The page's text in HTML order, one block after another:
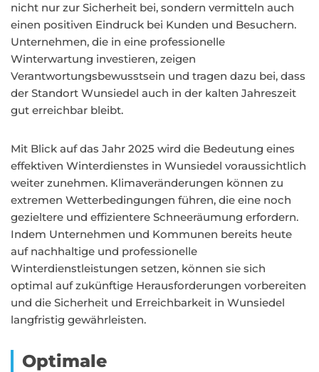
nicht nur zur Sicherheit bei, sondern vermitteln auch
einen positiven Eindruck bei Kunden und Besuchern.
Unternehmen, die in eine professionelle
Winterwartung investieren, zeigen
Verantwortungsbewusstsein und tragen dazu bei, dass
der Standort Wunsiedel auch in der kalten Jahreszeit
gut erreichbar bleibt.
Mit Blick auf das Jahr 2025 wird die Bedeutung eines
effektiven Winterdienstes in Wunsiedel voraussichtlich
weiter zunehmen. Klimaveränderungen können zu
extremen Wetterbedingungen führen, die eine noch
gezieltere und effizientere Schneeräumung erfordern.
Indem Unternehmen und Kommunen bereits heute
auf nachhaltige und professionelle
Winterdienstleistungen setzen, können sie sich
optimal auf zukünftige Herausforderungen vorbereiten
und die Sicherheit und Erreichbarkeit in Wunsiedel
langfristig gewährleisten.
Optimale